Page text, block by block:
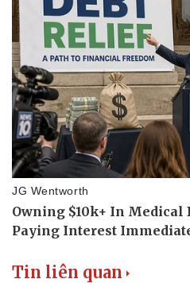
Tin liên quan